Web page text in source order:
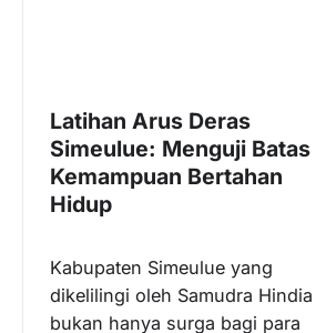
Latihan Arus Deras
Simeulue: Menguji Batas
Kemampuan Bertahan
Hidup
Kabupaten Simeulue yang
dikelilingi oleh Samudra Hindia
bukan hanya surga bagi para